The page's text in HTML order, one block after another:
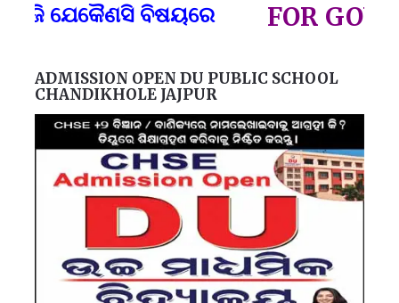
ବିଷୟରେ FOR GOVT
ADMISSION OPEN DU PUBLIC SCHOOL
CHANDIKHOLE JAJPUR